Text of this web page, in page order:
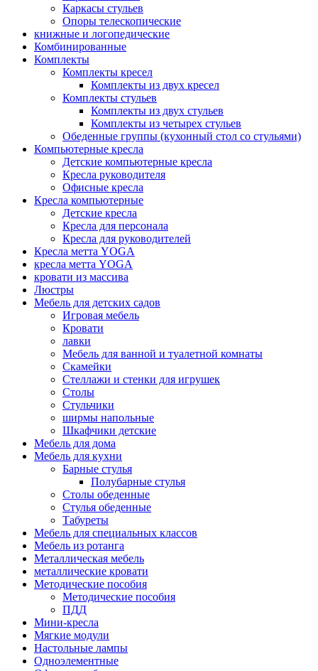
Каркасы стульев
Опоры телескопические
книжные и логопедические
Комбинированные
Комплекты
Комплекты кресел
Комплекты из двух кресел
Комплекты стульев
Комплекты из двух стульев
Комплекты из четырех стульев
Обеденные группы (кухонный стол со стульями)
Компьютерные кресла
Детские компьютерные кресла
Кресла руководителя
Офисные кресла
Кресла компьютерные
Детские кресла
Кресла для персонала
Кресла для руководителей
Кресла метта YOGA
кресла метта YOGA
кровати из массива
Люстры
Мебель для детских садов
Игровая мебель
Кровати
лавки
Мебель для ванной и туалетной комнаты
Скамейки
Стеллажи и стенки для игрушек
Столы
Стульчики
ширмы напольные
Шкафчики детские
Мебель для дома
Мебель для кухни
Барные стулья
Полубарные стулья
Столы обеденные
Стулья обеденные
Табуреты
Мебель для специальных классов
Мебель из ротанга
Металлическая мебель
металлические кровати
Методические пособия
Методические пособия
ПДД
Мини-кресла
Мягкие модули
Настольные лампы
Одноэлементные